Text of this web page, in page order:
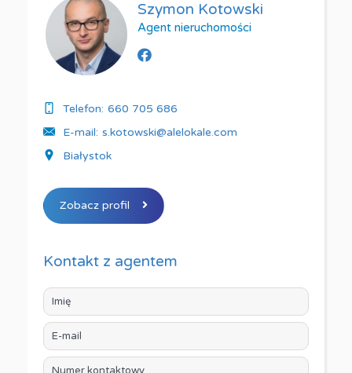
Szymon Kotowski
Agent nieruchomości
Telefon: 660 705 686
E-mail: s.kotowski@alelokale.com
Białystok
Zobacz profil
Kontakt z agentem